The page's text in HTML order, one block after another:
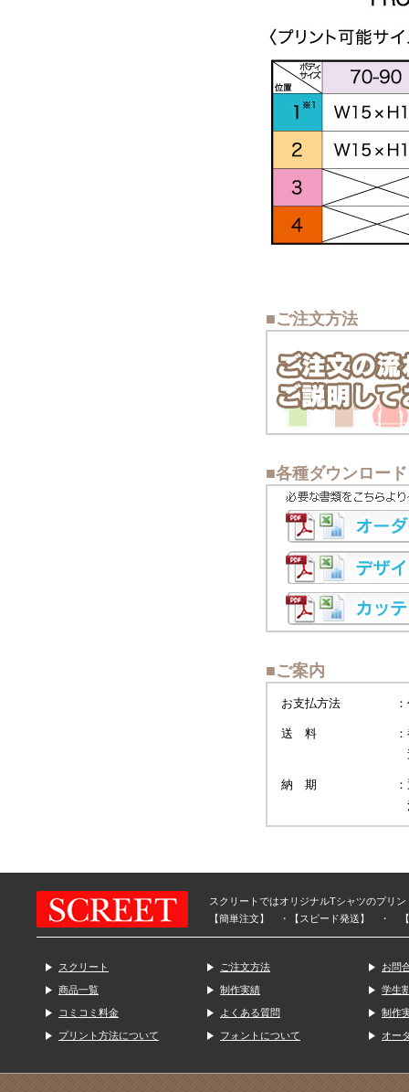
■ご注文方法
■各種ダウンロード
■ご案内
お支払方法
送 料
納 期
スクリートではオリジナルTシャツのプリ
【簡単注文】 ・【スピード発送】 ・ 【
スクリート ご注文方法 お問
商品一覧 制作実績 学生
コミコミ料金 よくある質問 制作
プリント方法について フォントについて オー